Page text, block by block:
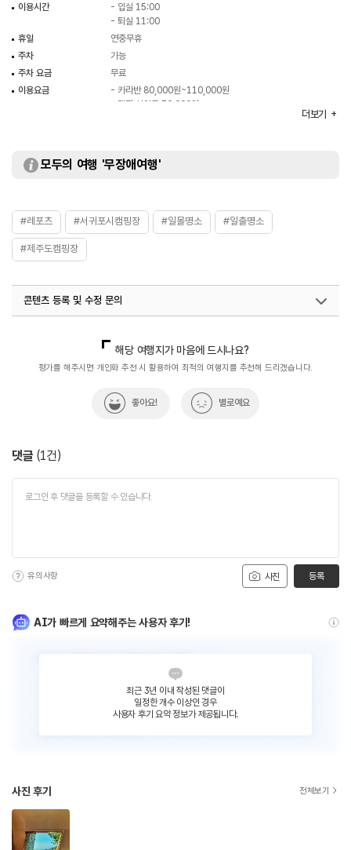
이용시간
- 입실 15:00
- 퇴실 11:00
휴일
연중무휴
주차
가능
주차 요금
무료
이용요금
- 카라반 80,000원~110,000원
- 캠핑 사이트 30,000원
더보기
모두의 여행 '무장애여행'
#레포츠 #서귀포시캠핑장 #일몰명소 #일출명소
#제주도캠핑장
콘텐츠 등록 및 수정 문의
해당 여행지가 마음에 드시나요?
평가를 해주시면 개인화 추천 시 활용하여 최적의 여행지를 추천해 드리겠습니다.
좋아요! 별로예요
댓글 (1건)
사진
유의사항 등록
AI가 빠르게 요약해주는 사용자 후기!
최근 3년 이내 작성된 댓글이
일정한 개수 이상인 경우
사용자 후기 요약 정보가 제공됩니다.
사진 후기 전체보기